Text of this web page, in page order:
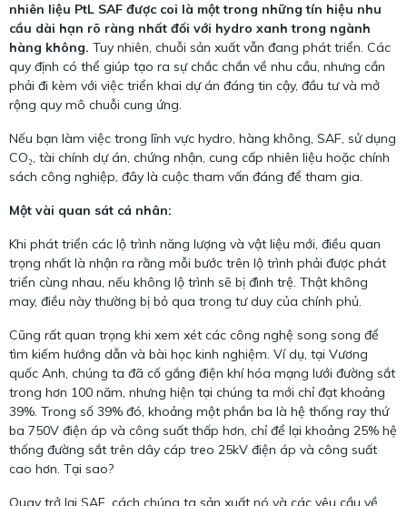
nhiên liệu PtL SAF được coi là một trong những tín hiệu nhu
cầu dài hạn rõ ràng nhất đối với hydro xanh trong ngành
hàng không. Tuy nhiên, chuỗi sản xuất vẫn đang phát triển. Các
quy định có thể giúp tạo ra sự chắc chắn về nhu cầu, nhưng cần
phải đi kèm với việc triển khai dự án đáng tin cậy, đầu tư và mở
rộng quy mô chuỗi cung ứng.
Nếu bạn làm việc trong lĩnh vực hydro, hàng không, SAF, sử dụng
CO₂, tài chính dự án, chứng nhận, cung cấp nhiên liệu hoặc chính
sách công nghiệp, đây là cuộc tham vấn đáng để tham gia.
Một vài quan sát cá nhân:
Khi phát triển các lộ trình năng lượng và vật liệu mới, điều quan
trọng nhất là nhận ra rằng mỗi bước trên lộ trình phải được phát
triển cùng nhau, nếu không lộ trình sẽ bị đình trệ. Thật không
may, điều này thường bị bỏ qua trong tư duy của chính phủ.
Cũng rất quan trọng khi xem xét các công nghệ song song để
tìm kiếm hướng dẫn và bài học kinh nghiệm. Ví dụ, tại Vương
quốc Anh, chúng ta đã cố gắng điện khí hóa mạng lưới đường sắt
trong hơn 100 năm, nhưng hiện tại chúng ta mới chỉ đạt khoảng
39%. Trong số 39% đó, khoảng một phần ba là hệ thống ray thứ
ba 750V điện áp và công suất thấp hơn, chỉ để lại khoảng 25% hệ
thống đường sắt trên dây cáp treo 25kV điện áp và công suất
cao hơn. Tại sao?
Quay trở lại SAF, cách chúng ta sản xuất nó và các yêu cầu về